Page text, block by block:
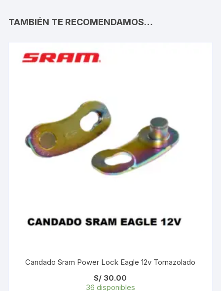
TAMBIÉN TE RECOMENDAMOS…
Candado Sram Power Lock Eagle 12v Tornazolado
S/ 30.00
36 disponibles